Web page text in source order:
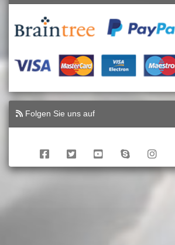
Folgen Sie uns auf